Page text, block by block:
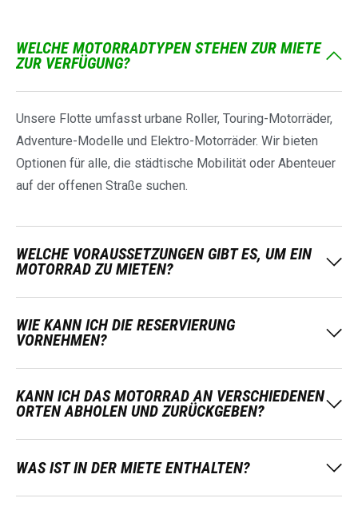
WELCHE MOTORRADTYPEN STEHEN ZUR MIETE
ZUR VERFÜGUNG?
Unsere Flotte umfasst urbane Roller, Touring-Motorräder,
Adventure-Modelle und Elektro-Motorräder. Wir bieten
Optionen für alle, die städtische Mobilität oder Abenteuer
auf der offenen Straße suchen.
WELCHE VORAUSSETZUNGEN GIBT ES, UM EIN
MOTORRAD ZU MIETEN?
WIE KANN ICH DIE RESERVIERUNG
VORNEHMEN?
KANN ICH DAS MOTORRAD AN VERSCHIEDENEN
ORTEN ABHOLEN UND ZURÜCKGEBEN?
WAS IST IN DER MIETE ENTHALTEN?